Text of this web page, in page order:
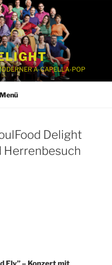
A-CAPELLA-POP
Menü
Delight
Herrenbesuch